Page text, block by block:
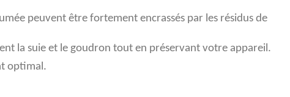
peuvent être fortement encrassés par les résidus de
la suie et le goudron tout en préservant votre appareil.
optimal.